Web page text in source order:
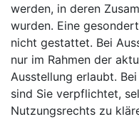
werden, in deren
wurden. Eine
nicht gestattet. Bei
nur im Rahmen der
Ausstellung erlaubt.
sind Sie verpflichtet,
Nutzungsrechts zu